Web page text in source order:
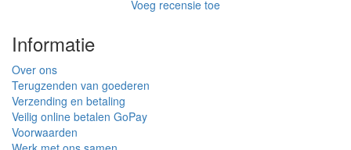
Voeg recensie toe
Informatie
Over ons
Terugzenden van goederen
Verzending en betaling
Veilig online betalen GoPay
Voorwaarden